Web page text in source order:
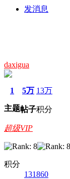
发消息
daxigua
1
主题
5万
帖子
13万
积分
超级VIP
积分
131860